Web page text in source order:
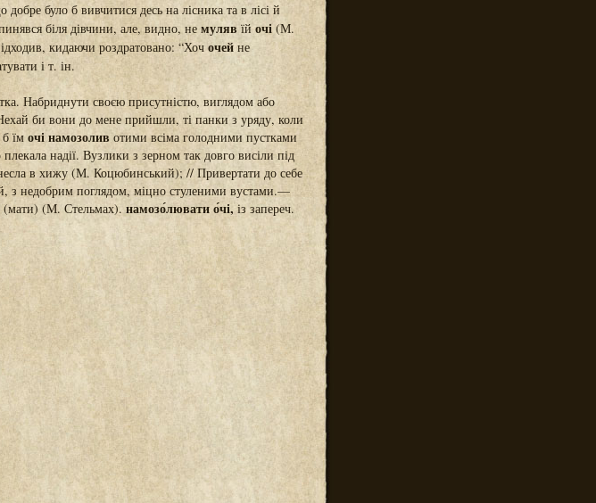
було б вивчитися десь на лісника та в лісі й
біля дівчини, але, видно, не муляв їйочі (М.
кидаючи роздратовано: “Хочочей не
і т. ін.
Набриднути своєю присутністю, виглядом або
би вони до мене прийшли, ті панки з уряду, коли
їм очі намозолив отими всіма голодними пустками
надії. Вузлики з зерном так довго висіли під
в хижу (М. Коцюбинський); // Привертати до себе
з недобрим поглядом, міцно стуленими вустами.—
(мати) (М. Стельмах). намозо́лювати о́чі,із запереч.